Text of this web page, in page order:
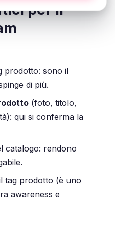
per il
prodotto: sono il
di più.
(foto, titolo,
qui si conferma la
catalogo: rendono
tag prodotto (è uno
awareness e